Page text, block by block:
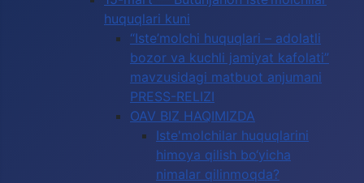
huquqlari kuni
“Iste’molchi huquqlari – adolatli
bozor va kuchli jamiyat kafolati”
mavzusidagi matbuot anjumani
PRESS-RELIZI
OAV BIZ HAQIMIZDA
Iste'molchilar huquqlarini
himoya qilish bo‘yicha
nimalar qilinmoqda?